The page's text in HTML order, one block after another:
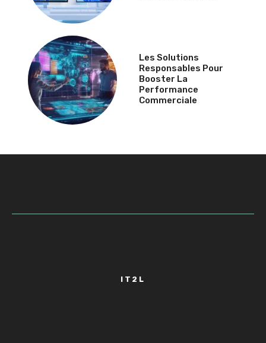
Les Solutions
Responsables Pour
Booster La
Performance
Commerciale
IT2L